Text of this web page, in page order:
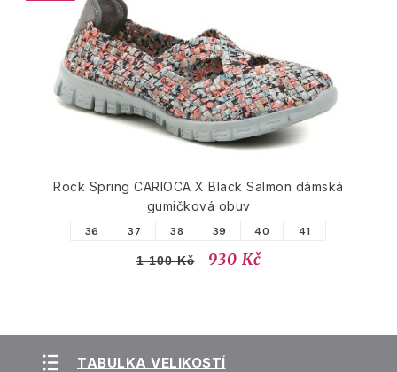
Rock Spring CARIOCA X Black Salmon dámská
gumičková obuv
36 37 38 39 40 41
1 100 Kč 930 Kč
TABULKA VELIKOSTÍ